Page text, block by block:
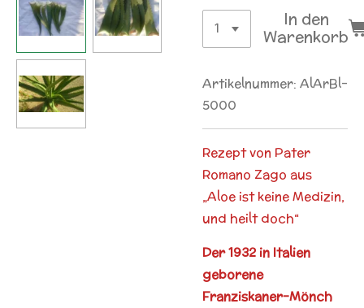
In den
Warenkorb
Artikelnummer: AlArBl-
5000
Rezept von Pater
Romano Zago aus
„Aloe ist keine Medizin,
und heilt doch“
Der 1932 in Italien
geborene
Franziskaner-Mönch